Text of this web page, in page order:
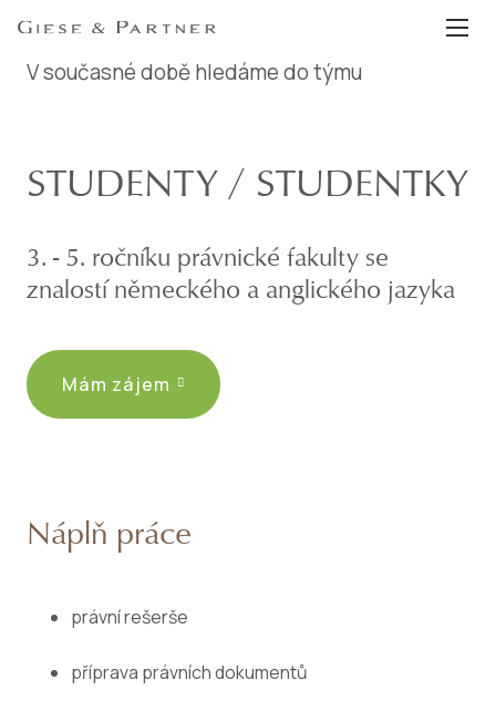
EN
DE
V současné době hledáme do týmu
STUDENTY / STUDENTKY
3. - 5. ročníku právnické fakulty se
znalostí německého a anglického jazyka
Mám zájem
Náplň práce
právní rešerše
příprava právních dokumentů